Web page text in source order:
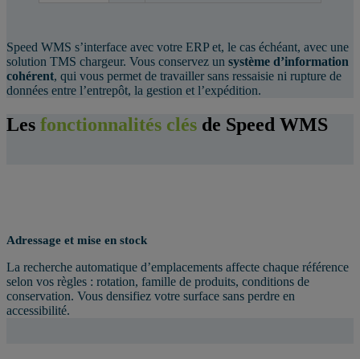
Speed WMS s’interface avec votre ERP et, le cas échéant, avec une
solution TMS chargeur. Vous conservez un système d’information
cohérent, qui vous permet de travailler sans ressaisie ni rupture de
données entre l’entrepôt, la gestion et l’expédition.
Les fonctionnalités clés de Speed WMS
Adressage et mise en stock
La recherche automatique d’emplacements affecte chaque référence
selon vos règles : rotation, famille de produits, conditions de
conservation. Vous densifiez votre surface sans perdre en
accessibilité.